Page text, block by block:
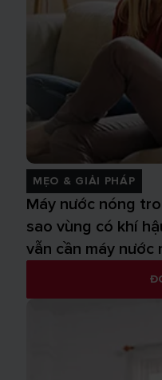
MẸO & GIẢI PHÁP
Máy nước nóng
sao vùng có khí
vẫn cần máy nước